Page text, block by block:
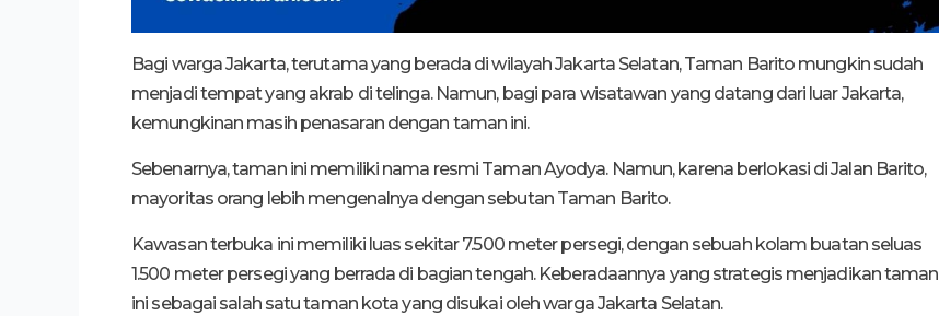
Bagi warga Jakarta, terutama yang berada di wilayah Jakarta Selatan, Taman Barito mungkin sudah
menjadi tempat yang akrab di telinga. Namun, bagi para wisatawan yang datang dari luar Jakarta,
kemungkinan masih penasaran dengan taman ini.
Sebenarnya, taman ini memiliki nama resmi Taman Ayodya. Namun, karena berlokasi di Jalan Barito,
mayoritas orang lebih mengenalnya dengan sebutan Taman Barito.
Kawasan terbuka ini memiliki luas sekitar 7.500 meter persegi, dengan sebuah kolam buatan seluas
1.500 meter persegi yang berrada di bagian tengah. Keberadaannya yang strategis menjadikan taman
ini sebagai salah satu taman kota yang disukai oleh warga Jakarta Selatan.